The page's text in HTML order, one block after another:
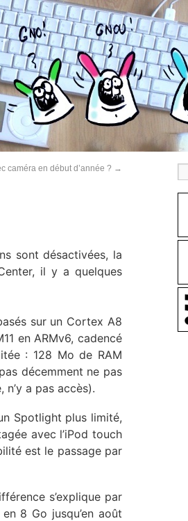
caméra en début d’année ? →
sont désactivées, la
il y a quelques
sur un Cortex A8
en ARMv6, cadencé
: 128 Mo de RAM
décemment ne pas
n’y a pas accès).
Spotlight plus limité,
avec l’iPod touch
est le passage par
s’explique par
8 Go jusqu’en août